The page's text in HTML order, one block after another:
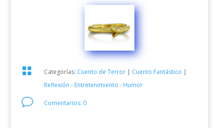
 Categorías: Cuento de Terror| Cuento Fantástico |
Reflexión - Entretenimiento - Humor
v Comentarios: 0